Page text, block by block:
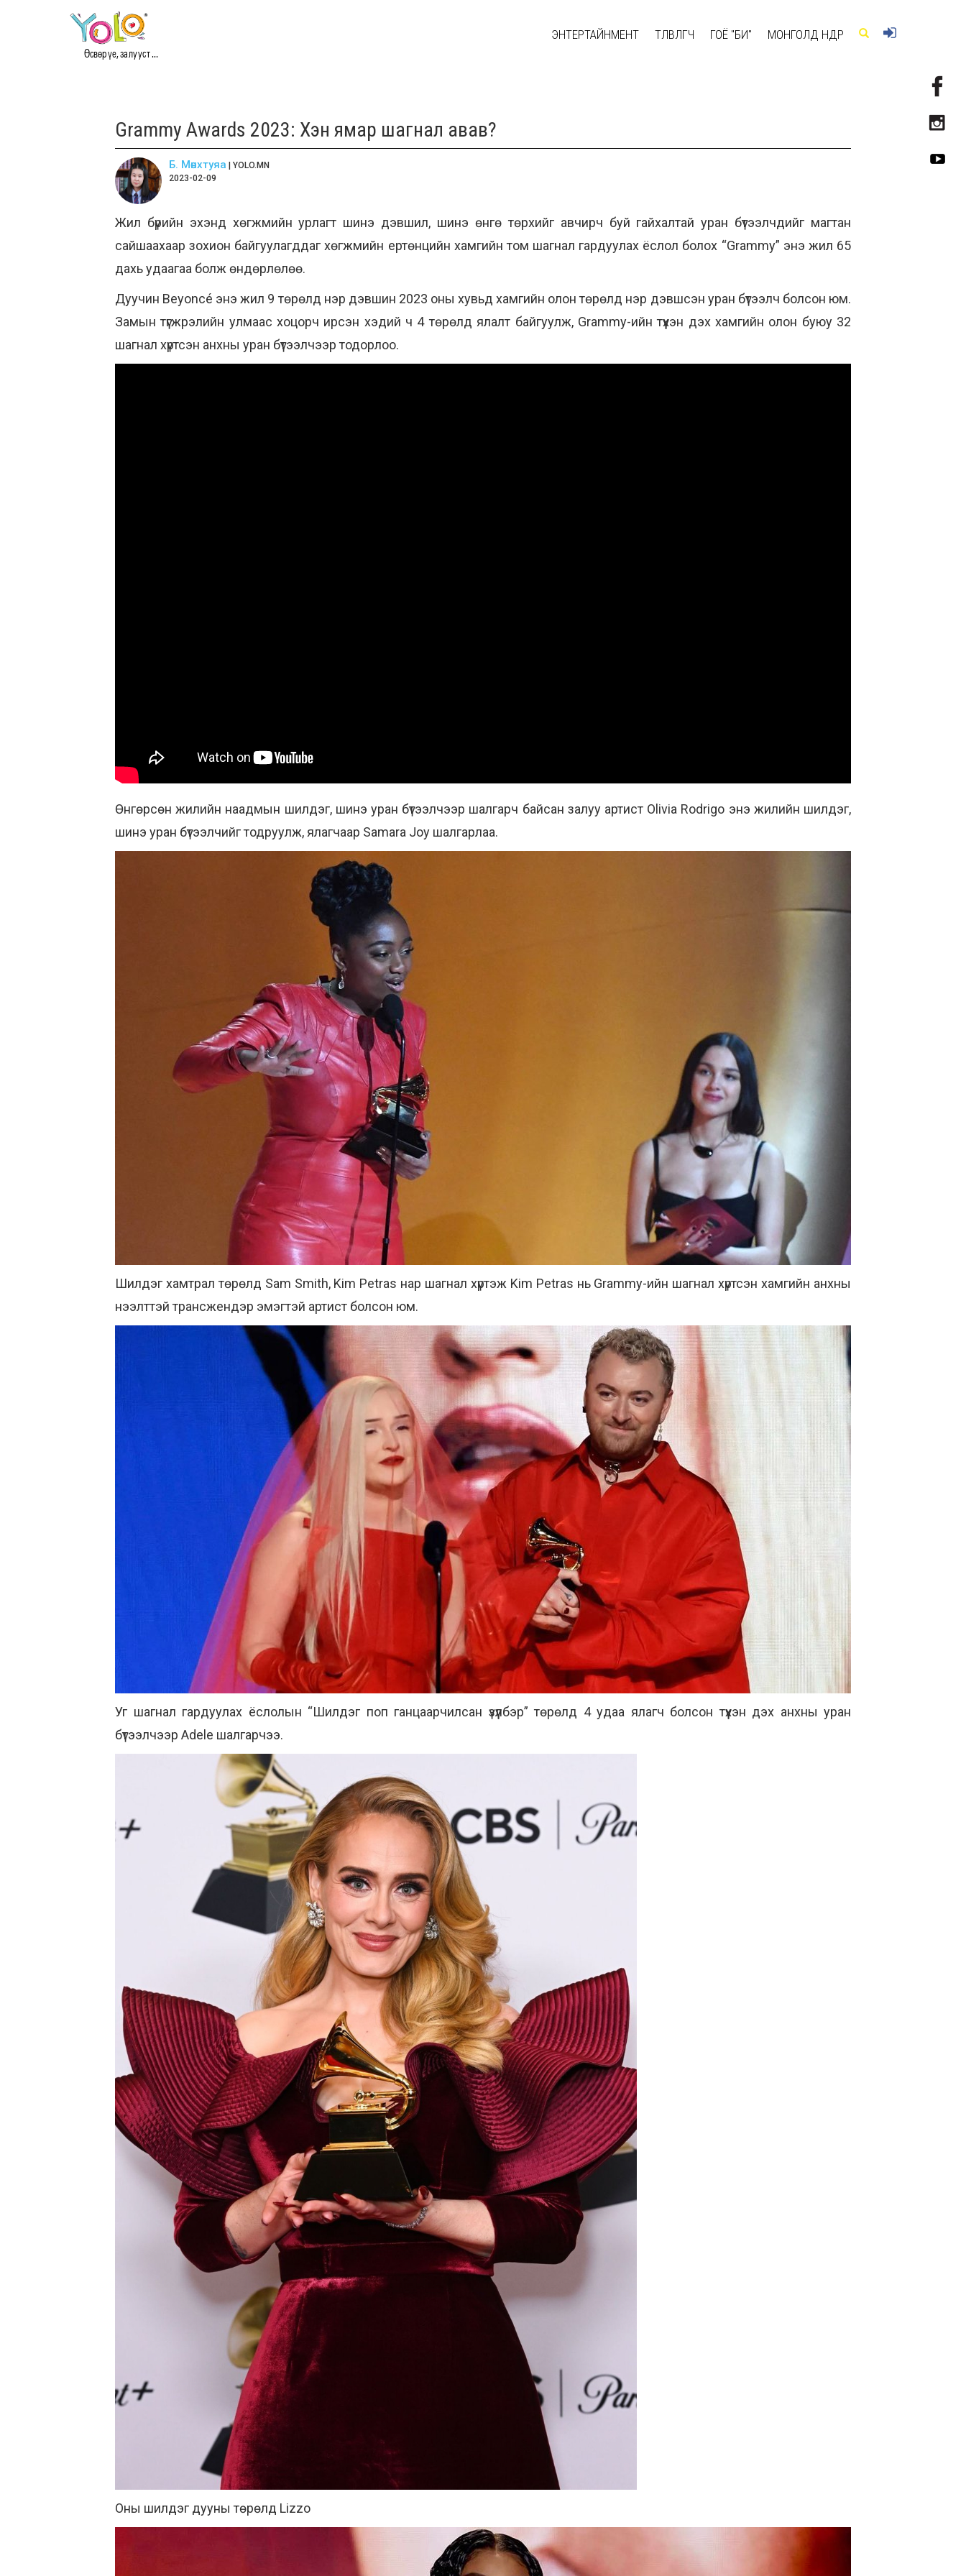
Өсвөр үе, залууст ...
ЭНТЕРТАЙНМЕНТ ТӨЛӨВЛӨГЧ ГОЁ "БИ" МОНГОЛД ӨНӨӨДӨР
Grammy Awards 2023: Хэн ямар шагнал авав?
Б. Мөнхтуяа | YOLO.MN
2023-02-09
Жил бүрийн эхэнд хөгжмийн урлагт шинэ дэвшил, шинэ өнгө төрхийг авчирч буй гайхалтай уран бүтээлчдийг магтан
сайшаахаар зохион байгуулагддаг хөгжмийн ертөнцийн хамгийн том шагнал гардуулах ёслол болох “Grammy” энэ жил 65
дахь удаагаа болж өндөрлөлөө.
Дуучин Beyoncé энэ жил 9 төрөлд нэр дэвшин 2023 оны хувьд хамгийн олон төрөлд нэр дэвшсэн уран бүтээлч болсон юм.
Замын түгжрэлийн улмаас хоцорч ирсэн хэдий ч 4 төрөлд ялалт байгуулж, Grammy-ийн түүхэн дэх хамгийн олон буюу 32
шагнал хүртсэн анхны уран бүтээлчээр тодорлоо.
Өнгөрсөн жилийн наадмын шилдэг, шинэ уран бүтээлчээр шалгарч байсан залуу артист Olivia Rodrigo энэ жилийн шилдэг,
шинэ уран бүтээлчийг тодруулж, ялагчаар Samara Joy шалгарлаа.
Шилдэг хамтрал төрөлд Sam Smith, Kim Petras нар шагнал хүртэж Kim Petras нь Grammy-ийн шагнал хүртсэн хамгийн анхны
нээлттэй трансжендэр эмэгтэй артист болсон юм.
Уг шагнал гардуулах ёслолын “Шилдэг поп ганцаарчилсан үзүүлбэр” төрөлд 4 удаа ялагч болсон түүхэн дэх анхны уран
бүтээлчээр Adele шалгарчээ.
Оны шилдэг дууны төрөлд Lizzo